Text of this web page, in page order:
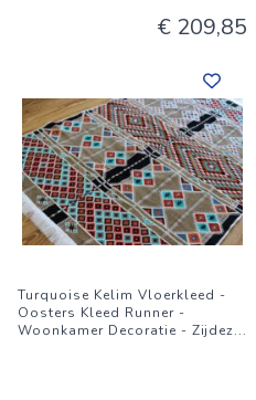
€ 209,85
Turquoise Kelim Vloerkleed -
Oosters Kleed Runner -
Woonkamer Decoratie - Zijdez...